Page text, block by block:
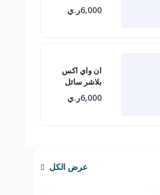
6,000ر.ي
ان واي اكس
بلاشر سائل
6,000ر.ي
عرض الكل